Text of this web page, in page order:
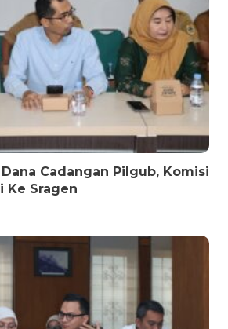
Cadangan Pilgub, Komisi
Ke Sragen